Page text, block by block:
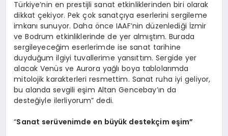
Türkiye’nin en prestijli sanat etkinliklerinden biri olarak
dikkat çekiyor. Pek çok sanatçıya eserlerini sergileme
imkanı sunuyor. Daha önce IAAF’nin düzenlediği İzmir
ve Bodrum etkinliklerinde de yer almıştım. Burada
sergileyeceğim eserlerimde ise sanat tarihine
duyduğum ilgiyi tuvallerime yansıttım. Sergide yer
alacak Venüs ve Aurora yağlı boya tablolarımda
mitolojik karakterleri resmettim. Sanat ruha iyi geliyor,
bu alanda sevgili eşim Altan Gencebay’ın da
desteğiyle ilerliyorum” dedi.
“Sanat serüvenimde en büyük destekçim eşim”